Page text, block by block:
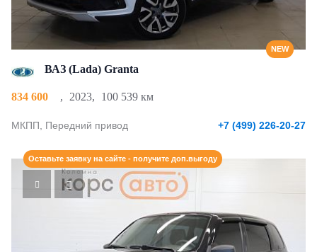
NEW
ВАЗ (Lada) Granta
834 600 , 2023, 100 539 км
МКПП, Передний привод +7 (499) 226-20-27
Оставьте заявку на сайте - получите доп.выгоду